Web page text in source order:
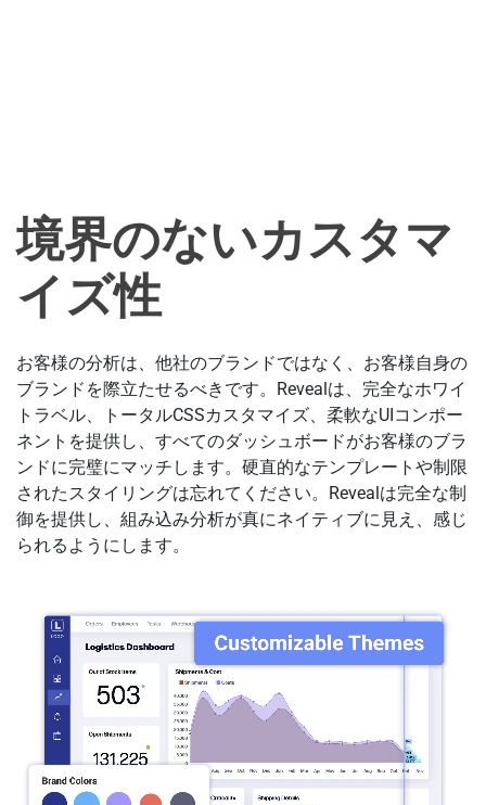
境界のないカスタマ
イズ性
お客様の分析は、他社のブランドではなく、お客様自身の
ブランドを際立たせるべきです。Revealは、完全なホワイ
トラベル、トータルCSSカスタマイズ、柔軟なUIコンポー
ネントを提供し、すべてのダッシュボードがお客様のブラ
ンドに完璧にマッチします。硬直的なテンプレートや制限
されたスタイリングは忘れてください。Revealは完全な制
御を提供し、組み込み分析が真にネイティブに見え、感じ
られるようにします。